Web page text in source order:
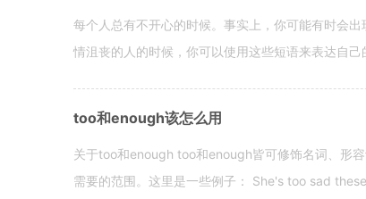
每个人总有不开心的时候。事实上，你可能有时会
情沮丧的人的时候，你可以使用这些短语来表达自
too和enough该怎么用
关于too和enough too和enough皆可修饰名词、形
需要的范围。这里是一些例子： She's too sad